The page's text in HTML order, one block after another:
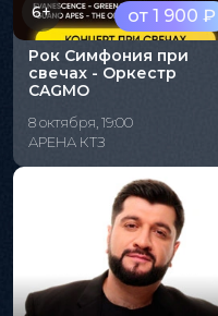
от 1 900 ₽
6+
Рок Симфония при
свечах - Оркестр
CAGMO
8 октября, 19:00
АРЕНА КТЗ